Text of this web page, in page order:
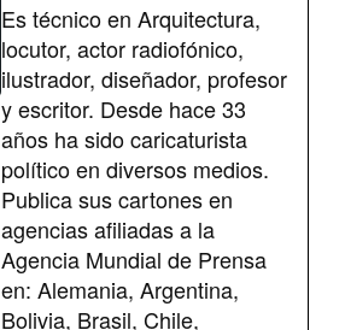
Es técnico en Arquitectura,
locutor, actor radiofónico,
ilustrador, diseñador, profesor
y escritor. Desde hace 33
años ha sido caricaturista
político en diversos medios.
Publica sus cartones en
agencias afiliadas a la
Agencia Mundial de Prensa
en: Alemania, Argentina,
Bolivia, Brasil, Chile,